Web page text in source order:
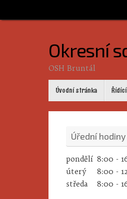
to
Okresní
OSH Bruntál
Skip
Úvodní stránka
Úřední hodiny
pondělí 8:00 -
úterý
8:00 -
středa
8:00 -